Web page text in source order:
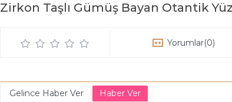
Zirkon Taşlı Gümüş Bayan Otantik
Yorumlar(0)
Gelince Haber Ver